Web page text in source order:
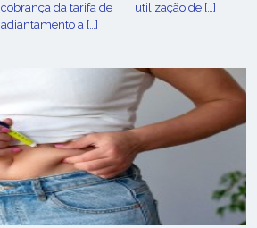
cobrança da tarifa de
adiantamento a […]
utilização de […]